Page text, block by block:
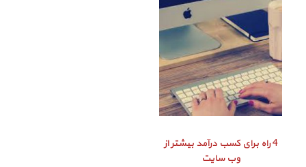
4 راه برای کسب درآمد بیشتر از
وب سایت